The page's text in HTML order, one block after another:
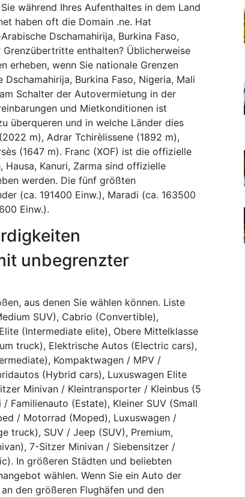
während Ihres Aufenthaltes in dem Land
haben oft die Domain .ne. Hat
Dschamahirija, Burkina Faso,
enthalten? Üblicherweise
erheben, wenn Sie nationale Grenzen
Burkina Faso, Nigeria, Mali
Schalter der Autovermietung in der
und Mietkonditionen ist
überqueren und in welche Länder dies
m), Adrar Tchirèlissene (1892 m),
(1647 m). Franc (XOF) ist die offizielle
Hausa, Kanuri, Zarma sind offizielle
werden. Die fünf größten
(ca. 191400 Einw.), Maradi (ca. 163500
Einw.).
unbegrenzter
aus denen Sie wählen können. Liste
SUV), Cabrio (Convertible),
(Intermediate elite), Obere Mittelklasse
truck), Elektrische Autos (Electric cars),
Kompaktwagen / MPV /
(Hybrid cars), Luxuswagen Elite
Minivan / Kleintransporter / Kleinbus (5
Familienauto (Estate), Kleiner SUV (Small
/ Motorrad (Moped), Luxuswagen /
truck), SUV / Jeep (SUV), Premium,
7-Sitzer Minivan / Siebensitzer /
In größeren Städten und beliebten
wählen. Wenn Sie ein Auto der
den größeren Flughäfen und den